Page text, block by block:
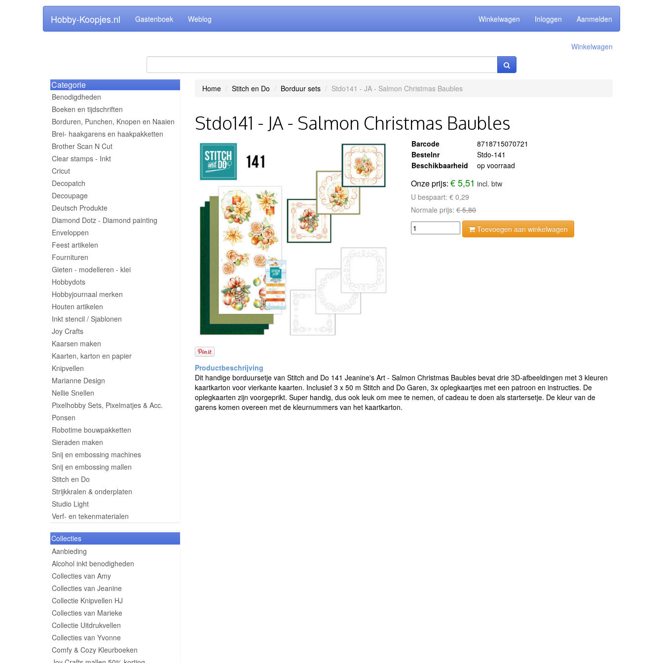
Hobby-Koopjes.nl Gastenboek Weblog Winkelwagen Inloggen Aanmelden
Winkelwagen
Categorie
Benodigdheden
Boeken en tijdschriften
Borduren, Punchen, Knopen en Naaien
Brei- haakgarens en haakpakketten
Brother Scan N Cut
Clear stamps - Inkt
Cricut
Decopatch
Decoupage
Deutsch Produkte
Diamond Dotz - Diamond painting
Enveloppen
Feest artikelen
Fournituren
Gieten - modelleren - klei
Hobbydots
Hobbyjournaal merken
Houten artikelen
Inkt stencil / Sjablonen
Joy Crafts
Kaarsen maken
Kaarten, karton en papier
Knipvellen
Marianne Design
Nellie Snellen
Pixelhobby Sets, Pixelmatjes & Acc.
Ponsen
Robotime bouwpakketten
Sieraden maken
Snij en embossing machines
Snij en embossing mallen
Stitch en Do
Strijkkralen & onderplaten
Studio Light
Verf- en tekenmaterialen
Collecties
Aanbieding
Alcohol inkt benodigheden
Collecties van Amy
Collecties van Jeanine
Collectie Knipvellen HJ
Collecties van Marieke
Collectie Uitdrukvellen
Collecties van Yvonne
Comfy & Cozy Kleurboeken
Home Stitch en Do Borduur sets Stdo141 - JA - Salmon Christmas Baubles
Stdo141 - JA - Salmon Christmas Baubles
Barcode
8718715070721
Bestelnr
Stdo-141
Beschikbaarheid
op voorraad
Onze prijs:€ 5,51 incl. btw
U bespaart:€ 0,29
Normale prijs:€ 5,80
Toevoegen aan winkelwagen
Dit handige borduursetje van Stitch and Do 141 Jeanine's Art - Salmon Christmas Baubles bevat drie 3D-afbeeldingen met 3 kleuren
kaartkarton voor vierkante kaarten. Inclusief 3 x 50 m Stitch and Do Garen, 3x oplegkaartjes met een patroon en instructies. De
oplegkaarten zijn voorgeprikt. Super handig, dus ook leuk om mee te nemen, of cadeau te doen als startersetje. De kleur van de
garens komen overeen met de kleurnummers van het kaartkarton.